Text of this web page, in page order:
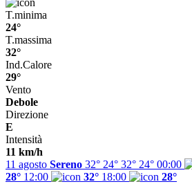
T.minima
24°
T.massima
32°
Ind.Calore
29°
Vento
Debole
Direzione
E
Intensità
11 km/h
11 agosto Sereno 32° 24° 32° 24° 00:00
28° 12:00 32° 18:00
28°